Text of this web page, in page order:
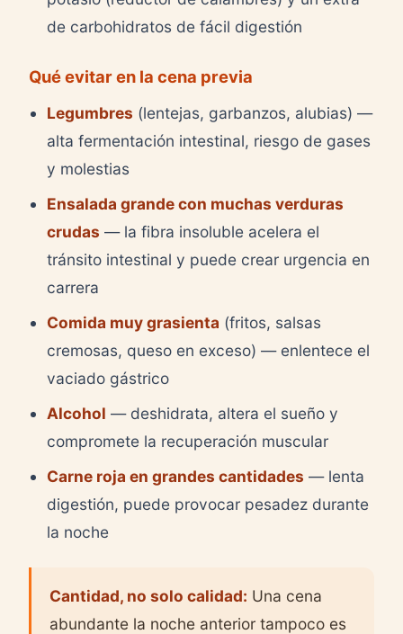
de carbohidratos de fácil digestión
Qué evitar en la cena previa
Legumbres (lentejas, garbanzos, alubias) —
alta fermentación intestinal, riesgo de gases
y molestias
Ensalada grande con muchas verduras
crudas — la fibra insoluble acelera el
tránsito intestinal y puede crear urgencia en
carrera
Comida muy grasienta (fritos, salsas
cremosas, queso en exceso) — enlentece el
vaciado gástrico
Alcohol — deshidrata, altera el sueño y
compromete la recuperación muscular
Carne roja en grandes cantidades — lenta
digestión, puede provocar pesadez durante
la noche
Cantidad, no solo calidad: Una cena
abundante la noche anterior tampoco es